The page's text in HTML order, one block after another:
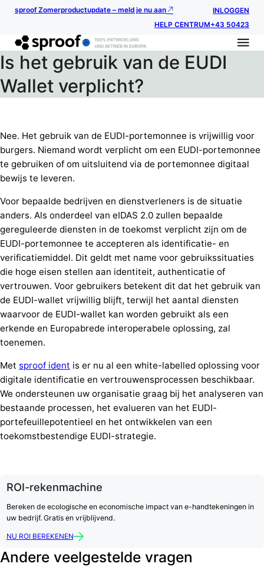
sproof Zomerproductupdate – meld je nu aan
INLOGGEN
HELP CENTRUM+43 50423
Is het gebruik van de EUDI
Wallet verplicht?
Nee. Het gebruik van de EUDI-portemonnee is vrijwillig voor
burgers. Niemand wordt verplicht om een EUDI-portemonnee
te gebruiken of om uitsluitend via de portemonnee digitaal
bewijs te leveren.
Voor bepaalde bedrijven en dienstverleners is de situatie
anders. Als onderdeel van eIDAS 2.0 zullen bepaalde
gereguleerde diensten in de toekomst verplicht zijn om de
EUDI-portemonnee te accepteren als identificatie- en
verificatiemiddel. Dit geldt met name voor gebruikssituaties
die hoge eisen stellen aan identiteit, authenticatie of
vertrouwen. Voor gebruikers betekent dit dat het gebruik van
de EUDI-wallet vrijwillig blijft, terwijl het aantal diensten
waarvoor de EUDI-wallet kan worden gebruikt als een
erkende en Europabrede interoperabele oplossing, zal
toenemen.
Met sproof ident is er nu al een white-labelled oplossing voor
digitale identificatie en vertrouwensprocessen beschikbaar.
We ondersteunen uw organisatie graag bij het analyseren van
bestaande processen, het evalueren van het EUDI-
portefeuillepotentieel en het ontwikkelen van een
toekomstbestendige EUDI-strategie.
ROI-rekenmachine
Bereken de ecologische en economische impact van e-handtekeningen in
uw bedrijf. Gratis en vrijblijvend.
NU ROI BEREKENEN
Andere veelgestelde vragen